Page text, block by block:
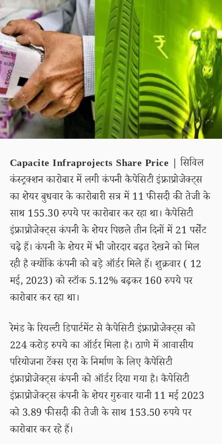
Capacite Infraprojects Share Price | सिविल
कंस्ट्रक्शन कारोबार में लगी कंपनी कैपेसिटी इंफ्राप्रोजेक्ट्स
का शेयर बुधवार के कारोबारी सत्र में 11 फीसदी की तेजी के
साथ 155.30 रुपये पर कारोबार कर रहा था। कैपेसिटी
इंफ्राप्रोजेक्ट्स कंपनी के शेयर पिछले तीन दिनों में 21 पर्सेंट
चढ़े हैं। कंपनी के शेयर में भी जोरदार बढ़त देखने को मिल
रही है क्योंकि कंपनी को बड़े ऑर्डर मिले हैं। शुक्रवार ( 12
मई, 2023) को स्टॉक 5.12% बढ़कर 160 रुपये पर
कारोबार कर रहा था।
रेमंड के रियल्टी डिपार्टमेंट से कैपेसिटी इंफ्राप्रोजेक्ट्स को
224 करोड़ रुपये का ऑर्डर मिला है। ठाणे में आवासीय
परियोजना टेंक्स एरा के निर्माण के लिए कैपेसिटी
इंफ्राप्रोजेक्ट्स कंपनी को ऑर्डर दिया गया है। कैपेसिटी
इंफ्राप्रोजेक्ट्स कंपनी के शेयर गुरुवार यानी 11 मई 2023
को 3.89 फीसदी की तेजी के साथ 153.50 रुपये पर
कारोबार कर रहे हैं।